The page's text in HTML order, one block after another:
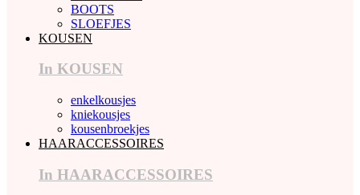
BOOTS
SLOEFJES
KOUSEN
In KOUSEN
enkelkousjes
kniekousjes
kousenbroekjes
HAARACCESSOIRES
In HAARACCESSOIRES